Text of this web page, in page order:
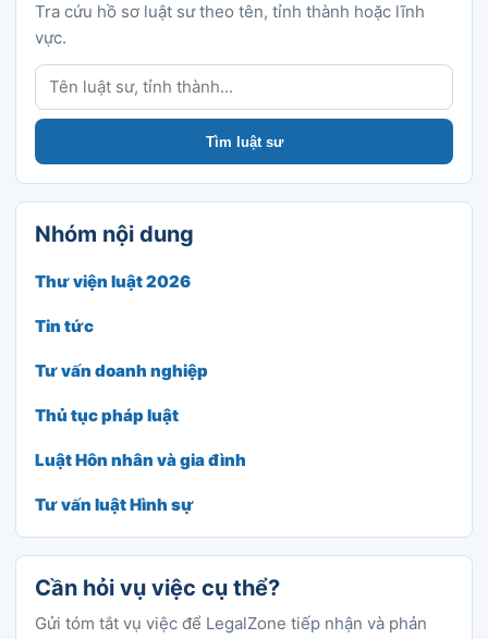
Tra cứu hồ sơ luật sư theo tên, tỉnh thành hoặc lĩnh
vực.
Tìm luật sư
Tìm luật sư
Nhóm nội dung
Thư viện luật 2026
Tin tức
Tư vấn doanh nghiệp
Thủ tục pháp luật
Luật Hôn nhân và gia đình
Tư vấn luật Hình sự
Cần hỏi vụ việc cụ thể?
Gửi tóm tắt vụ việc để LegalZone tiếp nhận và phản